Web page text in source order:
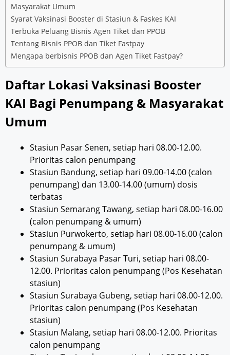
Masyarakat Umum
Syarat Vaksinasi Booster di Stasiun & Faskes KAI
Terbuka Peluang Bisnis Agen Tiket dan PPOB
Tentang Bisnis PPOB dan Tiket Fastpay
Mengapa berbisnis PPOB dan Agen Tiket Fastpay?
Daftar Lokasi Vaksinasi Booster
KAI Bagi Penumpang & Masyarakat
Umum
Stasiun Pasar Senen, setiap hari 08.00-12.00.
Prioritas calon penumpang
Stasiun Bandung, setiap hari 09.00-14.00 (calon
penumpang) dan 13.00-14.00 (umum) dosis
terbatas
Stasiun Semarang Tawang, setiap hari 08.00-16.00
(calon penumpang & umum)
Stasiun Purwokerto, setiap hari 08.00-16.00 (calon
penumpang & umum)
Stasiun Surabaya Pasar Turi, setiap hari 08.00-
12.00. Prioritas calon penumpang (Pos Kesehatan
stasiun)
Stasiun Surabaya Gubeng, setiap hari 08.00-12.00.
Prioritas calon penumpang (Pos Kesehatan
stasiun)
Stasiun Malang, setiap hari 08.00-12.00. Prioritas
calon penumpang